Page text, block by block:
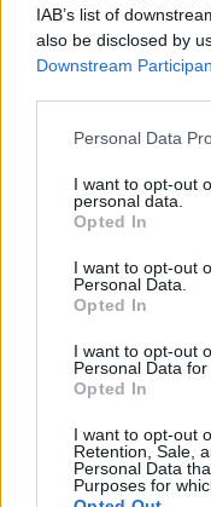
IAB’s list of
also be disclosed by
Downstream
Personal Data
I want to opt-out
personal data.
Opted In
I want to opt-out
Personal Data.
Opted In
I want to opt-out
Personal Data for
Opted In
I want to opt-out
Retention, Sale,
Personal Data
Purposes for
Este proceso de
de actualización
con la generación
con el objetivo
movilidad
Las encuestas
provocada por
aplazamiento
todas las
Guaguas
conexiones